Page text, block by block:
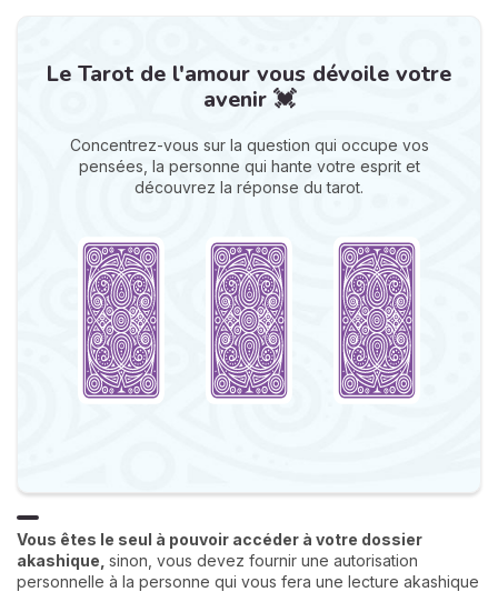
Le Tarot de l'amour vous dévoile votre
avenir 💓
Concentrez-vous sur la question qui occupe vos
pensées, la personne qui hante votre esprit et
découvrez la réponse du tarot.
Vous êtes le seul à pouvoir accéder à votre dossier
akashique, sinon, vous devez fournir une autorisation
personnelle à la personne qui vous fera une lecture akashique